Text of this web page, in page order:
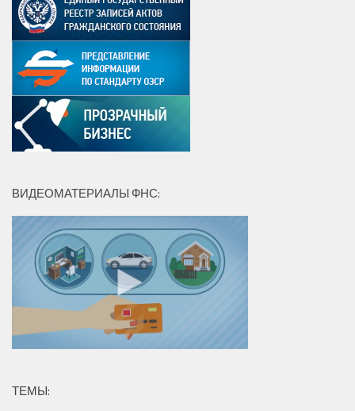
ВИДЕОМАТЕРИАЛЫ ФНС:
ТЕМЫ: